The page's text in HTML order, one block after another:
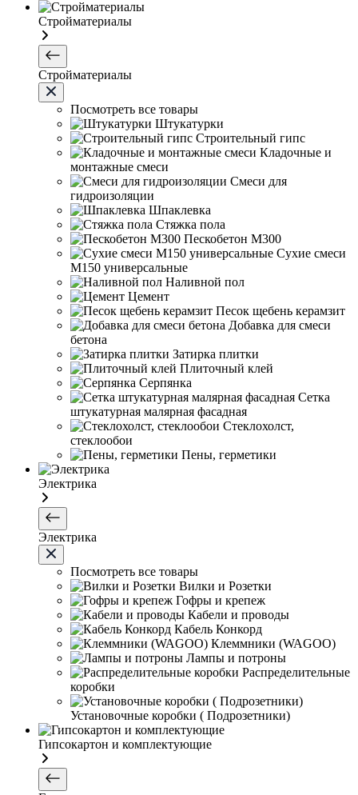
Стройматериалы
Стройматериалы
Посмотреть все товары
Штукатурки
Строительный гипс
Кладочные и
монтажные смеси
Смеси для
гидроизоляции
Шпаклевка
Стяжка пола
Пескобетон М300
Сухие смеси
М150 универсальные
Наливной пол
Цемент
Песок щебень керамзит
Добавка для смеси
бетона
Затирка плитки
Плиточный клей
Серпянка
Сетка
штукатурная малярная фасадная
Стеклохолст,
стеклообои
Пены, герметики
Электрика
Электрика
Посмотреть все товары
Вилки и Розетки
Гофры и крепеж
Кабели и проводы
Кабель Конкорд
Клеммники (WAGOО)
Лампы и потроны
Распределительные
коробки
Установочные коробки ( Подрозетники)
Гипсокартон и комплектующие